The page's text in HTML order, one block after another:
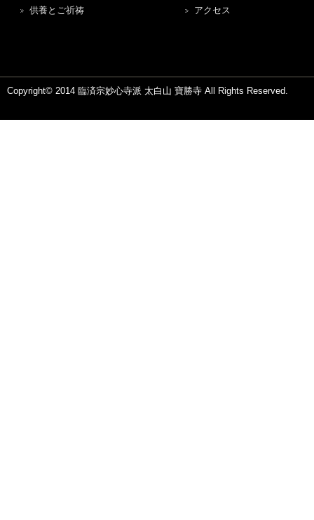
供養とご祈祷 アクセス
Copyright© 2014 臨済宗妙心寺派 太白山 寶勝寺 All Rights Reserved.